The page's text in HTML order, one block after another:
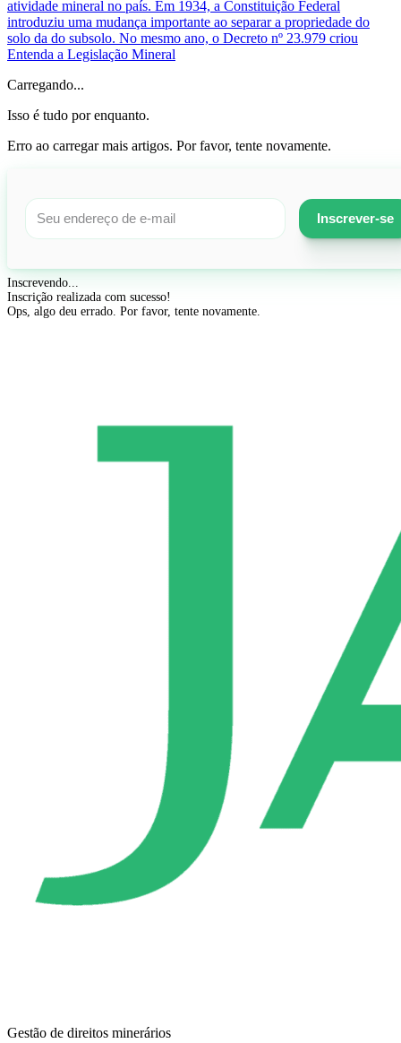
atividade mineral no país. Em 1934, a Constituição Federal
introduziu uma mudança importante ao separar a propriedade do
solo da do subsolo. No mesmo ano, o Decreto nº 23.979 criou
Entenda a Legislação Mineral
Carregando...
Isso é tudo por enquanto.
Erro ao carregar mais artigos. Por favor, tente novamente.
Inscrever-se
Inscrevendo...
Inscrição realizada com sucesso!
Ops, algo deu errado. Por favor, tente novamente.
Gestão de direitos minerários